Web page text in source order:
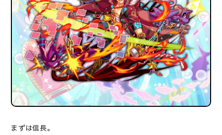
まずは信長。